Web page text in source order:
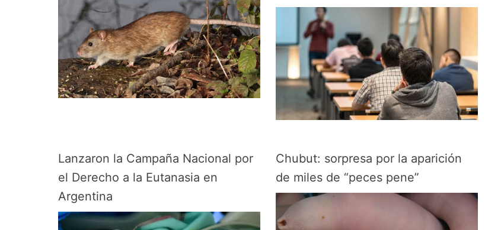
Lanzaron la Campaña Nacional por
el Derecho a la Eutanasia en
Argentina
Chubut: sorpresa por la aparición
de miles de “peces pene”